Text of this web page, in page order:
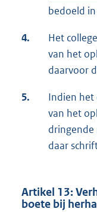
bedoeld
4.
Het
van het
daarvoor
5.
Indien het
van het
daar
Artikel 13:
boete bij